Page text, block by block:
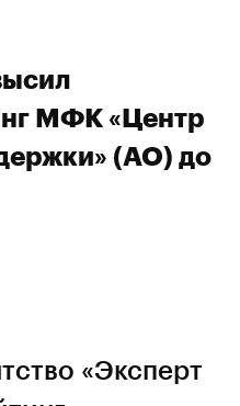
МФК «Центр
(АО) до
«Эксперт